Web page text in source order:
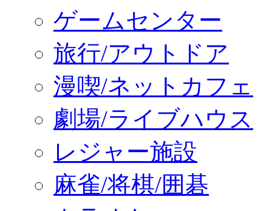
ゲームセンター
旅行/アウトドア
漫喫/ネットカフェ
劇場/ライブハウス
レジャー施設
麻雀/将棋/囲碁